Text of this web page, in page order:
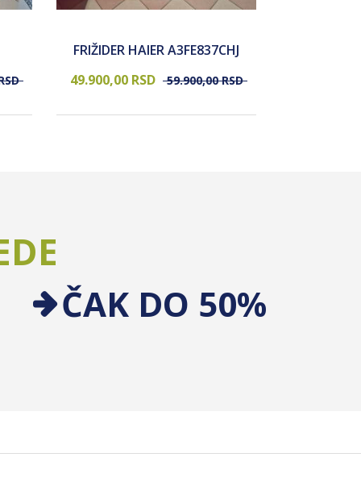
FRIŽIDER HAIER A3FE837CHJ
49.900,00 RSD 59.900,00 RSD
ČAK DO 50%